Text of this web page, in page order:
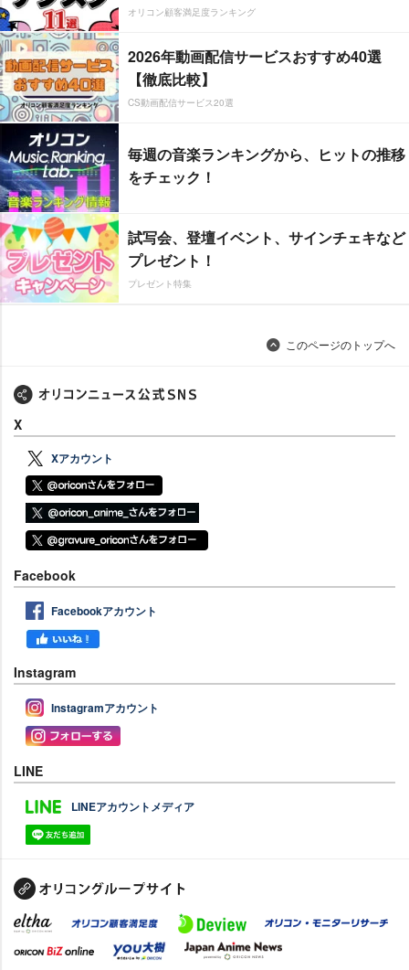
オリコン顧客満足度ランキング
2026年動画配信サービスおすすめ40選
【徹底比較】
CS動画配信サービス20選
毎週の音楽ランキングから、ヒットの推移
をチェック！
試写会、登壇イベント、サインチェキなど
プレゼント！
プレゼント特集
このページのトップへ
X
Xアカウント
Facebook
Facebookアカウント
Instagram
Instagramアカウント
LINE
LINEアカウントメディア